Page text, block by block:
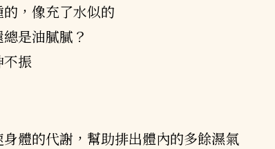
，像充了水似的
是油膩膩？
振
體的代謝，幫助排出體內的多餘濕氣